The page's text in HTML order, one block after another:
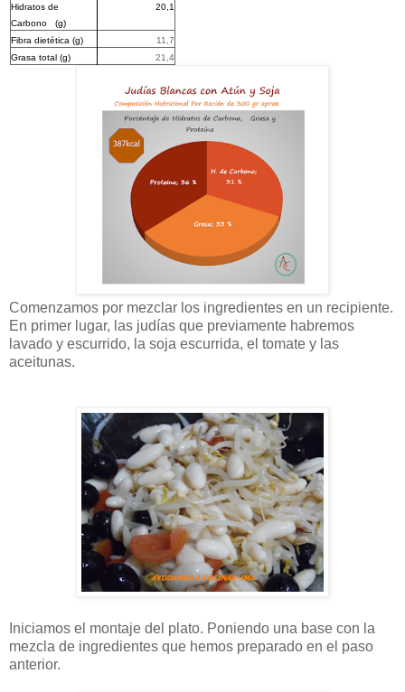
Hidratos de
Carbono (g)
20,1
Fibra dietética (g)
11,7
Grasa total (g)
21,4
Comenzamos por mezclar los ingredientes en un recipiente.
En primer lugar, las judías que previamente habremos
lavado y escurrido, la soja escurrida, el tomate y las
aceitunas.
Iniciamos el montaje del plato. Poniendo una base con la
mezcla de ingredientes que hemos preparado en el paso
anterior.